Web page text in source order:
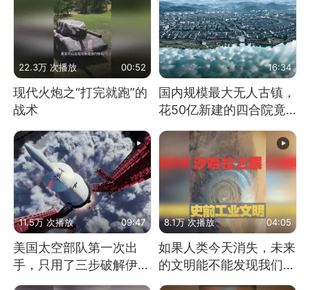
22.3万 次播放 00:52
现代火炮之“打完就跑”的
战术
16:34
国内规模最大无人古镇，
花50亿新建的四合院竟
11.5万 次播放 09:47
美国太空部队第一次出
手，只用了三步破解伊朗
防空
8.1万 次播放 04:05
如果人类今天消失，未来
的文明能不能发现我们存
在过？